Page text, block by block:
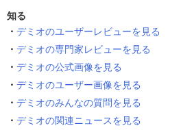
知る
デミオのユーザーレビューを見る
デミオの専門家レビューを見る
デミオの公式画像を見る
デミオのユーザー画像を見る
デミオのみんなの質問を見る
デミオの関連ニュースを見る